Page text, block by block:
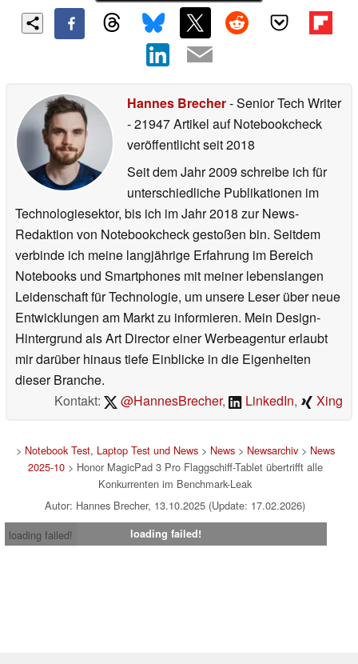
Hannes Brecher- Senior Tech Writer
- 21947 Artikel auf Notebookcheck
veröffentlichtseit 2018
Seit dem Jahr 2009 schreibe ich für
unterschiedliche Publikationen im
Technologiesektor, bis ich im Jahr 2018 zur News-
Redaktion von Notebookcheck gestoßen bin. Seitdem
verbinde ich meine langjährige Erfahrung im Bereich
Notebooks und Smartphones mit meiner lebenslangen
Leidenschaft für Technologie, um unsere Leser über neue
Entwicklungen am Markt zu informieren. Mein Design-
Hintergrund als Art Director einer Werbeagentur erlaubt
mir darüber hinaus tiefe Einblicke in die Eigenheiten
dieser Branche.
Kontakt:
@HannesBrecher, LinkedIn, Xing
> Notebook Test, Laptop Test und News> News> Newsarchiv> News
2025-10> Honor MagicPad 3 Pro Flaggschiff-Tablet übertrifft alle
Konkurrenten im Benchmark-Leak
Autor: Hannes Brecher, 13.10.2025 (Update: 17.02.2026)
loading failed!
loading failed!